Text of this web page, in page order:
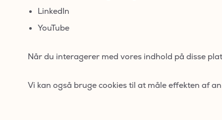
LinkedIn
YouTube
Når du interagerer med vores indhold på disse
Vi kan også bruge cookies til at måle effekten af